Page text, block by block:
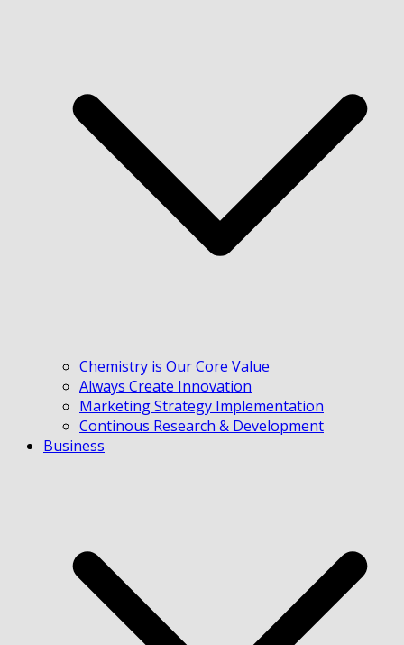
Chemistry is Our Core Value
Always Create Innovation
Marketing Strategy Implementation
Continous Research & Development
Business